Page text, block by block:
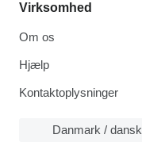
Virksomhed
Om os
Hjælp
Kontaktoplysninger
Danmark / dansk